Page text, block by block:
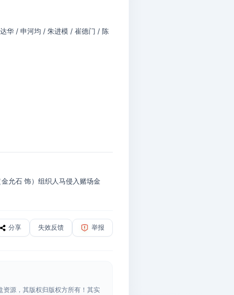
华 / 申河均 / 朱进模 / 崔德门 / 陈
允石 饰）组织人马侵入赌场金
分享 失效反馈 举报
资源，其版权归版权方所有！其实